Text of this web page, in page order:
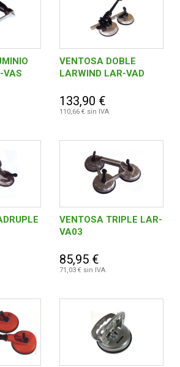
VAS
VENTOSA DOBLE
LARWIND LAR-VAD
133,90 €
110,66 € sin IVA
VENTOSA TRIPLE LAR-
VA03
85,95 €
71,03 € sin IVA